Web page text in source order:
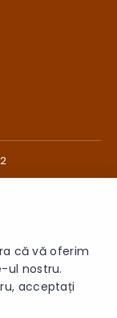
2
rezervate.
că vă oferim
ul nostru.
acceptați